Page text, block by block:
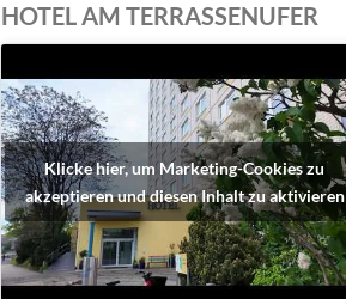
HOTEL AM TERRASSENUFER
Klicke hier, um Marketing-Cookies zu
akzeptieren und diesen Inhalt zu aktivieren